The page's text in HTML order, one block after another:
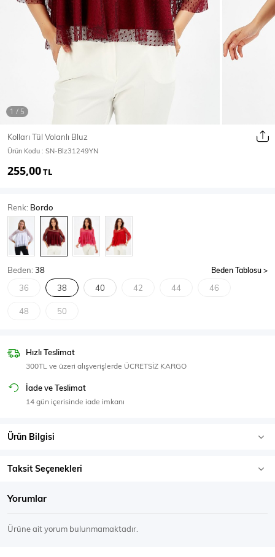
Ceket Yağmurluk
T-Shirt
Body Atlet
SPOR GİYİM
Eşofman Üstü
Kolları Tül Volanlı Bluz
Ürün Kodu : SN-Blz31249YN
255,00TL
Renk: Bordo
Beden:38 Beden Tablosu
36 38 40 42 44 46
48 50
Hızlı Teslimat
300TL ve üzeri alışverişlerde ÜCRETSİZ KARGO
İade ve Teslimat
14 gün içerisinde iade imkanı
Ürün Bilgisi
Taksit Seçenekleri
Yorumlar
Ürüne ait yorum bulunmamaktadır.